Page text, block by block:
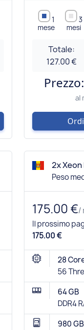
1
mese
3
mesi
Totale:
127.00 €
Prezzo:
al
2x
Peso
175.00 €/
Il prossimo
175.00 €
28
56
64 GB
DDR4
980 GB